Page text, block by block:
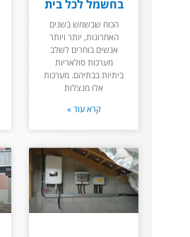
בחשמל לכל בית
הכוח שבשמש בשנים
האחרונות, יותר ויותר
אנשים בוחרים לשלב
מערכות סולאריות
ביתיות בבתיהם. מערכות
אלו מנצלות
קרא עוד »